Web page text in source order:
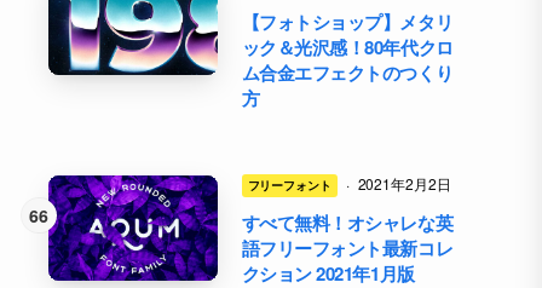
【フォトショップ】メタリ
ック＆光沢感！80年代クロ
ム合金エフェクトのつくり
方
フリーフォント · 2021年2月2日
すべて無料！オシャレな英
語フリーフォント最新コレ
クション 2021年1月版